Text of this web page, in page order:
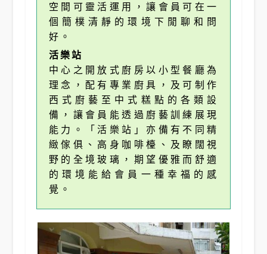
空間可靈活運用，讓會員可在一
個簡樸清靜的環境下閒聊和問
好。
活樂站
中心之開放式廚房以小型餐廳為
理念，配有專業廚具，及可制作
西式廚藝至中式糕點的各類設
備，讓會員能透過廚藝訓練展現
能力。「活樂站」亦備有不同精
緻傢俱、高身咖啡檯、及瞭闊視
野的全境玻璃，期望優雅而舒適
的環境能給會員一種幸福的感
覺。